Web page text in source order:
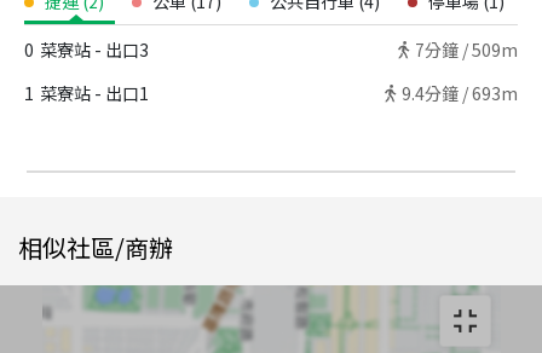
0 菜寮站 - 出口3 7分鐘 /509m
1 菜寮站 - 出口1 9.4分鐘 /693m
相似社區/商辦